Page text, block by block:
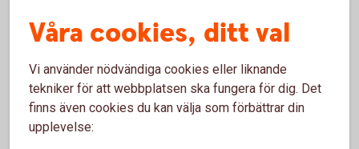
fond?
Hur handlar jag med placeringar som inte finns i
bankens erbjudande?
Går det att sälja om jag har placeringar från
Våra cookies, ditt val
Vi använder nödvändiga cookies eller liknande
tekniker för att webbplatsen ska fungera för dig. Det
finns även cookies du kan välja som förbättrar din
upplevelse: